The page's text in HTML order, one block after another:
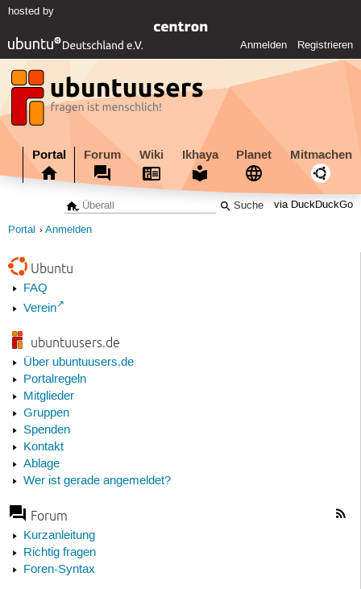
hosted by
Anmelden Registrieren
Portal Forum Wiki Ikhaya Planet Mitmachen
via DuckDuckGo
Portal Anmelden
Ubuntu
FAQ
Verein
ubuntuusers.de
Über ubuntuusers.de
Portalregeln
Mitglieder
Gruppen
Spenden
Kontakt
Ablage
Wer ist gerade angemeldet?
Forum
Kurzanleitung
Richtig fragen
Foren-Syntax